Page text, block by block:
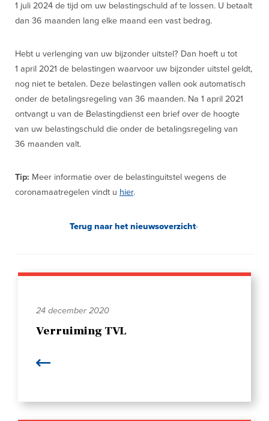
1 juli 2024 de tijd om uw belastingschuld af te lossen. U betaalt
dan 36 maanden lang elke maand een vast bedrag.
Hebt u verlenging van uw bijzonder uitstel? Dan hoeft u tot
1 april 2021 de belastingen waarvoor uw bijzonder uitstel geldt,
nog niet te betalen. Deze belastingen vallen ook automatisch
onder de betalingsregeling van 36 maanden. Na 1 april 2021
ontvangt u van de Belastingdienst een brief over de hoogte
van uw belastingschuld die onder de betalingsregeling van
36 maanden valt.
Tip: Meer informatie over de belastinguitstel wegens de
coronamaatregelen vindt u hier.
Terug naar het nieuwsoverzicht
24 december 2020
Verruiming TVL